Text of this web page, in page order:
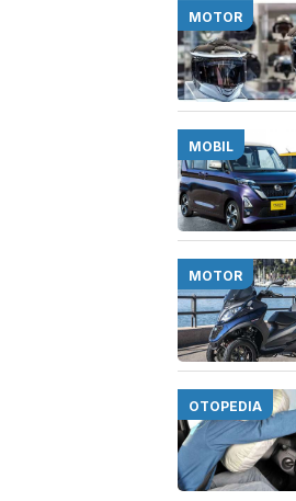
MOTOR
MOBIL
MOTOR
OTOPEDIA